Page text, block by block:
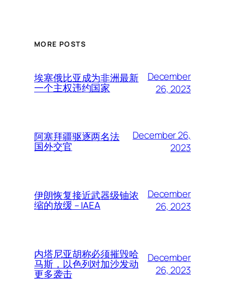
MORE POSTS
埃塞俄比亚成为非洲最新
一个主权违约国家
December
26, 2023
阿塞拜疆驱逐两名法
国外交官
December 26,
2023
伊朗恢复接近武器级铀浓
缩的放缓 – IAEA
December
26, 2023
内塔尼亚胡称必须摧毁哈
马斯，以色列对加沙发动
更多袭击
December
26, 2023